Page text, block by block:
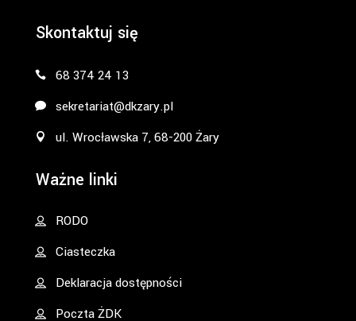
Skontaktuj się
68 374 24 13
sekretariat@dkzary.pl
ul. Wrocławska 7, 68-200 Żary
Ważne linki
RODO
Ciasteczka
Deklaracja dostępności
Poczta ŻDK